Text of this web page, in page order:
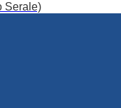
Serale)